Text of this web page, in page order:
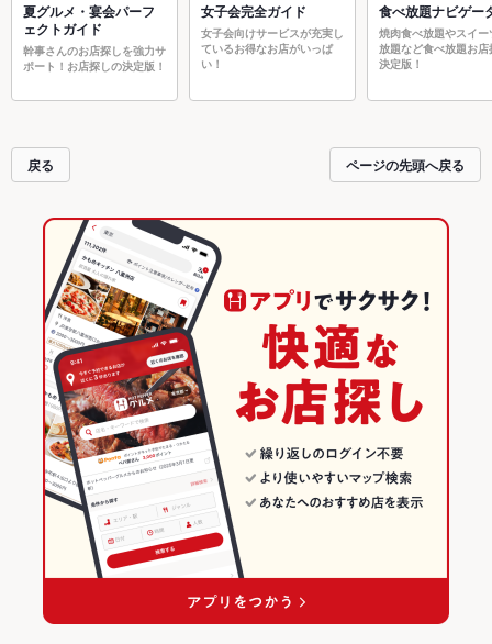
夏グルメ・宴会パーフ
ェクトガイド
幹事さんのお店探しを強力サ
ポート！お店探しの決定版！
女子会完全ガイド
女子会向けサービスが充実し
ているお得なお店がいっぱ
い！
食べ放題ナビゲー
焼肉食べ放題やスイー
放題など食べ放題お店
決定版！
戻る ページの先頭へ戻る